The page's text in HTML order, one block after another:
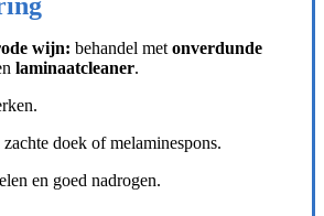
wijn: behandel metonverdunde
laminaatcleaner.
doek of melaminespons.
en goed nadrogen.